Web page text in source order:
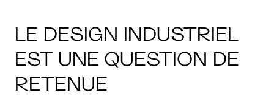
LE DESIGN INDUSTRIEL
EST UNE QUESTION DE
RETENUE